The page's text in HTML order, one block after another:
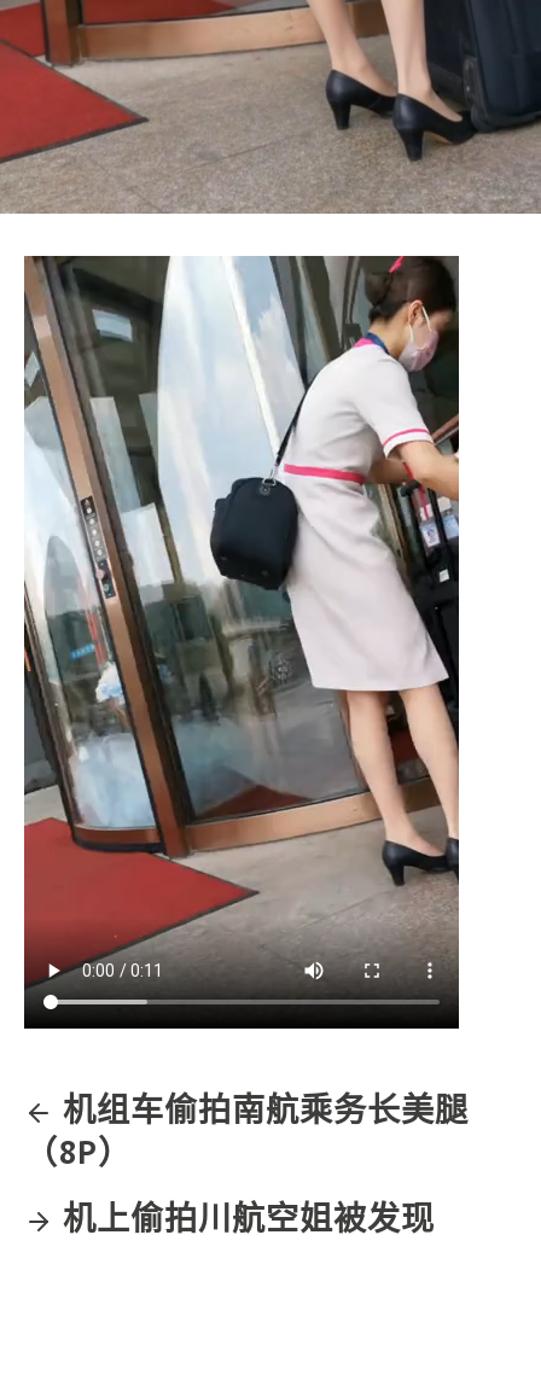
机组车偷拍南航乘务长美腿
（8P）
机上偷拍川航空姐被发现